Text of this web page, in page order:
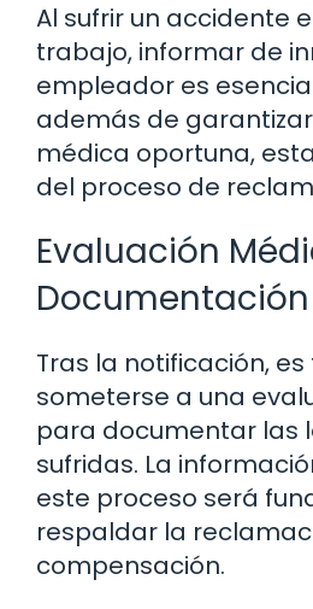
Al sufrir un accidente
trabajo, informar de
empleador es
además de
médica oportuna,
del proceso de
Evaluación
Documentación
Tras la notificación,
someterse a una
para documentar las
sufridas. La
este proceso será
respaldar la
compensación.